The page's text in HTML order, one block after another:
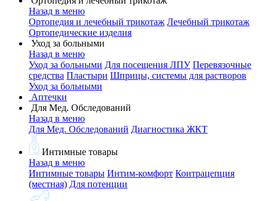
Назад в меню
Ортопедия и лечебный трикотаж Лечебный трикотаж
Ортопедические изделия
Уход за больными
Назад в меню
Уход за больными Для посещения ЛПУ Перевязочные
средства Пластыри Шприцы, системы для растворов
Уход за больными
Аптечки
Для Мед. Обследований
Назад в меню
Для Мед. Обследований Диагностика ЖКТ
Интимные товары
Назад в меню
Интимные товары Интим-комфорт Контрацепция
(местная) Для потенции